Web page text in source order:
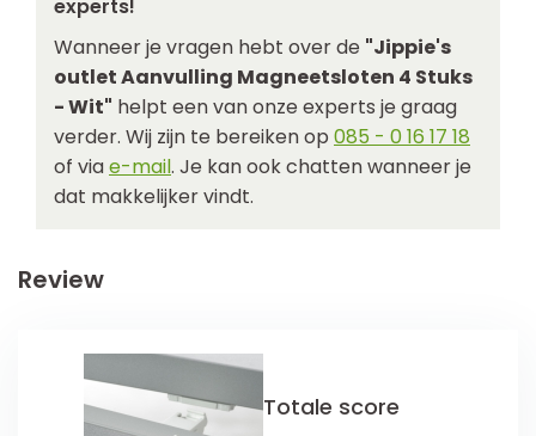
experts!
Wanneer je vragen hebt over de "Jippie's
outlet Aanvulling Magneetsloten 4 Stuks
- Wit" helpt een van onze experts je graag
verder. Wij zijn te bereiken op 085 - 0 16 17 18
of viae-mail. Je kan ook chatten wanneer je
dat makkelijker vindt.
Review
Totale score